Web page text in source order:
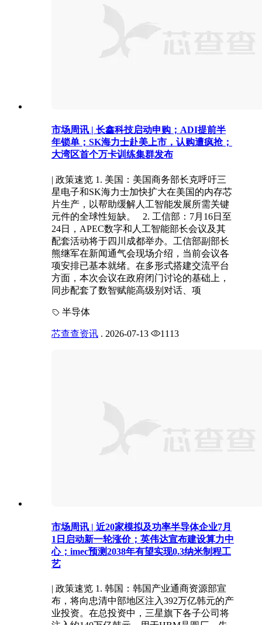
市场周讯 | 长鑫科技启动申购；ADI提前半
年锁单；SK海力士赴美上市，认购遭疯抢；
大湾区首个万卡训练集群发布
| 政策速览 1. 美国：美国商务部长克呼吁三
星电子和SK海力士加快扩大在美国的内存芯
片生产，以帮助缓解人工智能发展所需关键
元件的全球性短缺。 2. 工信部：7月16日至
24日，APEC数字和人工智能部长会议及其
配套活动将于四川成都举办。工信部副部长
熊继军在新闻通气会现场介绍，当前会议各
项安排已基本就绪。在多形式搭建交流平台
方面，本次会议在政府闭门讨论的基础上，
同步配套了数智赋能高级别对话、项
半导体
芯查查资讯 . 2026-07-13 1113
市场周讯 | 近20家模拟及功率半导体企业7月
1日启动新一轮涨价；英伟达宣布建设算力中
心；imec预测2038年有望实现0.3纳米制程工
艺
| 政策速览 1. 韩国：韩国产业通商资源部宣
布，将向忠清中部地区注入392万亿韩元的产
业投资。在总投资中，三星旗下各子公司将